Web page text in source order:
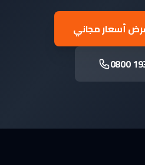
أسعار مجاني
0800